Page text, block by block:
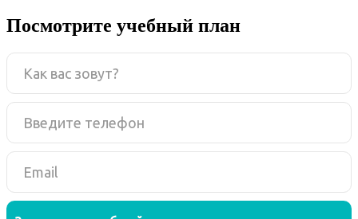
Посмотрите учебный план